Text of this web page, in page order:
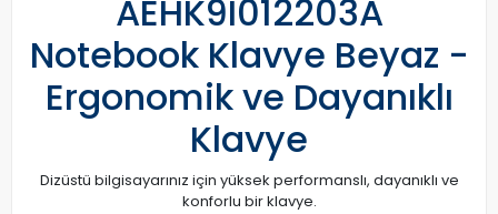
AEHK9I012203A
Notebook Klavye Beyaz -
Ergonomik ve Dayanıklı
Klavye
Dizüstü bilgisayarınız için yüksek performanslı, dayanıklı ve
konforlu bir klavye.